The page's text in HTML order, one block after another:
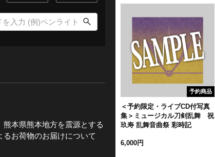
熊本県熊本地方を震源とする
るお荷物のお届けについて
予約商品
＜予約限定・ライブCD付写真
集＞ミュージカル刀剣乱舞 祝
玖寿 乱舞音曲祭 彩時記
6,000円